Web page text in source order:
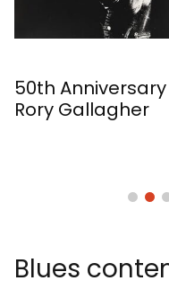
-
Are You
Blues